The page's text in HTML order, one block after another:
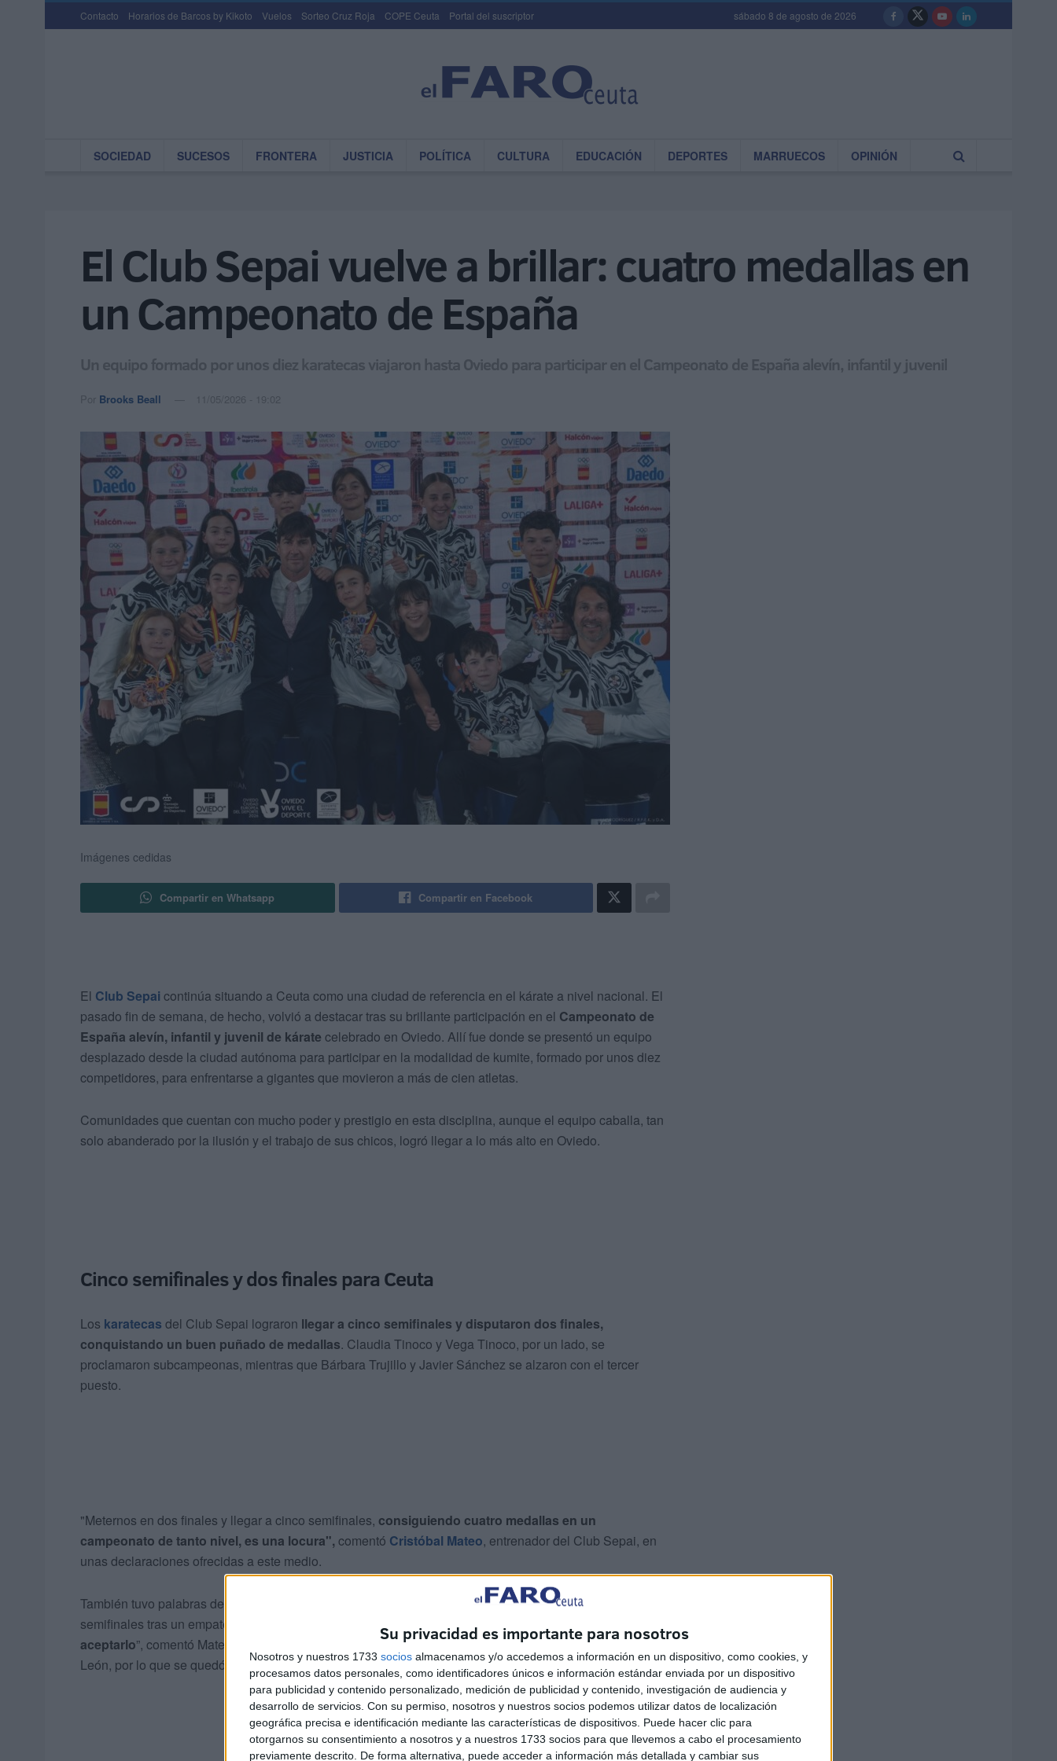
Su privacidad es importante para nosotros
Nosotros y nuestros 1733 socios almacenamos y/o accedemos a información en un dispositivo, como cookies, y
procesamos datos personales, como identificadores únicos e información estándar enviada por un dispositivo
para publicidad y contenido personalizado, medición de publicidad y contenido, investigación de audiencia y
desarrollo de servicios. Con su permiso, nosotros y nuestros socios podemos utilizar datos de localización
geográfica precisa e identificación mediante las características de dispositivos. Puede hacer clic para
otorgarnos su consentimiento a nosotros y a nuestros 1733 socios para que llevemos a cabo el procesamiento
previamente descrito. De forma alternativa, puede acceder a información más detallada y cambiar sus
Contacto Horarios de Barcos by Kikoto Vuelos Sorteo Cruz Roja COPE Ceuta Portal del suscriptor sábado 8 de agosto de 2026
SOCIEDAD SUCESOS FRONTERA JUSTICIA POLÍTICA CULTURA EDUCACIÓN DEPORTES MARRUECOS OPINIÓN
El Club Sepai vuelve a brillar: cuatro medallas en
un Campeonato de España
Un equipo formado por unos diez karatecas viajaron hasta Oviedo para participar en el Campeonato de España alevín, infantil y juvenil
Por Brooks Beall 11/05/2026 - 19:02
Imágenes cedidas
Compartir en Whatsapp Compartir en Facebook
El Club Sepai continúa situando a Ceuta como una ciudad de referencia en el kárate a nivel nacional. El
pasado fin de semana, de hecho, volvió a destacar tras su brillante participación en el Campeonato de
España alevín, infantil y juvenil de kárate celebrado en Oviedo. Allí fue donde se presentó un equipo
desplazado desde la ciudad autónoma para participar en la modalidad de kumite, formado por unos diez
competidores, para enfrentarse a gigantes que movieron a más de cien atletas.
Comunidades que cuentan con mucho poder y prestigio en esta disciplina, aunque el equipo caballa, tan
solo abanderado por la ilusión y el trabajo de sus chicos, logró llegar a lo más alto en Oviedo.
Cinco semifinales y dos finales para Ceuta
Los karatecas del Club Sepai lograron llegar a cinco semifinales y disputaron dos finales,
conquistando un buen puñado de medallas. Claudia Tinoco y Vega Tinoco, por un lado, se
proclamaron subcampeonas, mientras que Bárbara Trujillo y Javier Sánchez se alzaron con el tercer
puesto.
"Meternos en dos finales y llegar a cinco semifinales, consiguiendo cuatro medallas en un
campeonato de tanto nivel, es una locura", comentó Cristóbal Mateo, entrenador del Club Sepai, en
unas declaraciones ofrecidas a este medio.
También tuvo palabras de admiración hacia la actuación de Claudia Garzón, quien cayó derrotada en
semifinales tras un empate a cero decantado por una decisión técnica. “ Para mí injusto, pero hay que
aceptarlo”, comentó Mateo. Luego, en el combate por el bronce, perdió por la mínima 1-0 ante Castilla y
León, por lo que se quedó a las puertas de sumar una nueva medalla para Ceuta.